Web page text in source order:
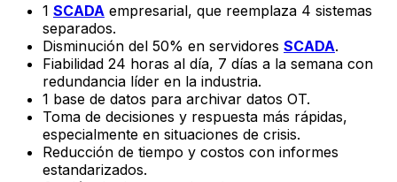
1 SCADA empresarial, que reemplaza 4 sistemas
separados.
Disminución del 50% en servidores SCADA.
Fiabilidad 24 horas al día, 7 días a la semana con
redundancia líder en la industria.
1 base de datos para archivar datos OT.
Toma de decisiones y respuesta más rápidas,
especialmente en situaciones de crisis.
Reducción de tiempo y costos con informes
estandarizados.